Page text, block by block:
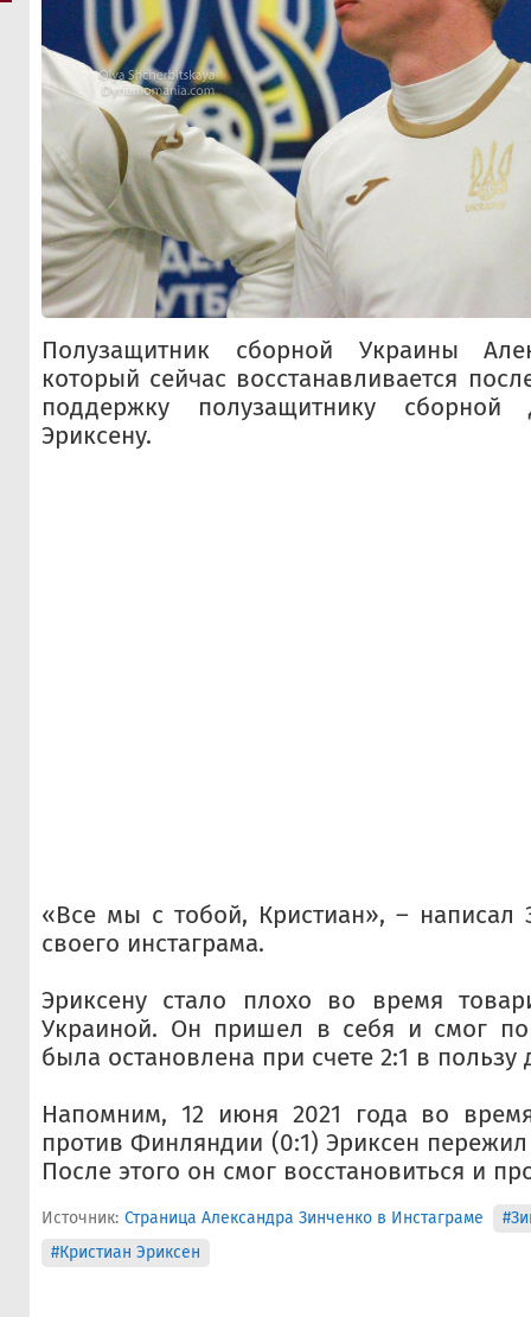
Полузащитник сборной Украины
который сейчас восстанавливается
поддержку полузащитнику сборной
Эриксену.
«Все мы с тобой, Кристиан», – написал
своего инстаграма.
Эриксену стало плохо во время
Украиной. Он пришел в себя и смог
была остановлена при счете 2:1 в пользу
Напомним, 12 июня 2021 года во
против Финляндии (0:1) Эриксен пережил
После этого он смог восстановиться и
Источник: Страница Александра Зинченко в Инстаграме
#Кристиан Эриксен